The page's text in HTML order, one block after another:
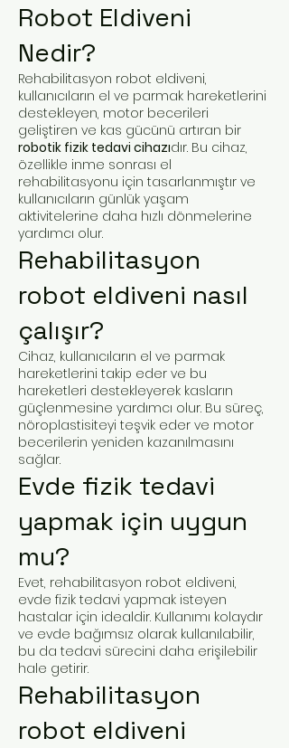
Robot Eldiveni
Nedir?
Rehabilitasyon robot eldiveni,
kullanıcıların el ve parmak hareketlerini
destekleyen, motor becerileri
geliştiren ve kas gücünü artıran bir
robotik fizik tedavi cihazıdır. Bu cihaz,
özellikle inme sonrası el
rehabilitasyonu için tasarlanmıştır ve
kullanıcıların günlük yaşam
aktivitelerine daha hızlı dönmelerine
yardımcı olur.
Rehabilitasyon
robot eldiveni nasıl
çalışır?
Cihaz, kullanıcıların el ve parmak
hareketlerini takip eder ve bu
hareketleri destekleyerek kasların
güçlenmesine yardımcı olur. Bu süreç,
nöroplastisiteyi teşvik eder ve motor
becerilerin yeniden kazanılmasını
sağlar.
Evde fizik tedavi
yapmak için uygun
mu?
Evet, rehabilitasyon robot eldiveni,
evde fizik tedavi yapmak isteyen
hastalar için idealdir. Kullanımı kolaydır
ve evde bağımsız olarak kullanılabilir,
bu da tedavi sürecini daha erişilebilir
hale getirir.
Rehabilitasyon
robot eldiveni